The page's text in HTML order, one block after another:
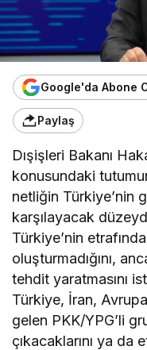
Google'da Abone
Paylaş
Dışişleri Bakanı
konusundaki
netliğin Türkiye’nin
karşılayacak
Türkiye’nin
oluşturmadığını,
tehdit yaratmasını
Türkiye, İran,
gelen PKK/YPG’li
çıkacaklarını ya